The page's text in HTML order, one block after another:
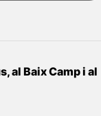
al Baix Camp i al